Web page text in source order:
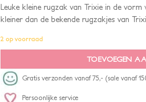
Leuke kleine rugzak van Trixie in de
kleiner dan de bekende rugzakjes van
2 op voorraad
TOEVOEGEN
Gratis verzonden vanaf 75,- (sale vanaf
Persoonlijke service